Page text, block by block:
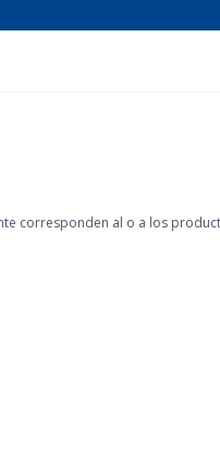
corresponden al o a los